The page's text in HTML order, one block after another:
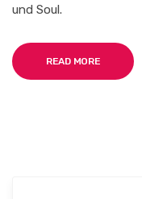
und Soul.
READ MORE